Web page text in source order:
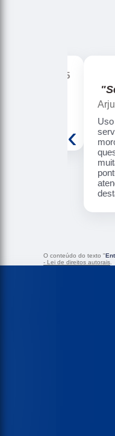
Uso
moro
‹
O conteúdo do texto "
- Lei de direitos autorais